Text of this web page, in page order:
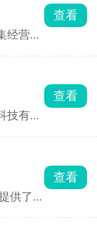
钮控
与脚
经营、
时记
从零
园，
查看
技有限
扮演
手展
使用
甩开所
查看
供了
查看